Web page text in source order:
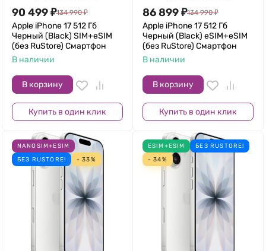
90 499₽134 990 ₽
Apple iPhone 17 512 Гб
Черный (Black) SIM+eSIM
(без RuStore) Смартфон
В наличии
В корзину
Купить в один клик
86 899₽134 990 ₽
Apple iPhone 17 512 Гб
Черный (Black) eSIM+eSIM
(без RuStore) Смартфон
В наличии
В корзину
Купить в один клик
NANOSIM+ESIM
БЕЗ RUSTORE!
- 33%
ESIM+ESIM
БЕЗ RUSTORE!
- 34%